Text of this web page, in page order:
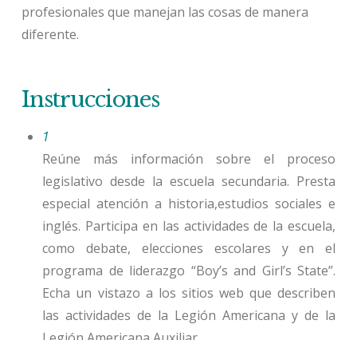
profesionales que manejan las cosas de manera
diferente.
Instrucciones
1
Reúne más información sobre el proceso
legislativo desde la escuela secundaria. Presta
especial atención a historia,estudios sociales e
inglés. Participa en las actividades de la escuela,
como debate, elecciones escolares y en el
programa de liderazgo “Boy’s and Girl’s State”.
Echa un vistazo a los sitios web que describen
las actividades de la Legión Americana y de la